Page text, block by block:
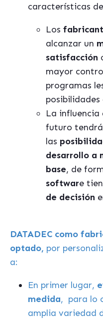
características
Los
alcanzar un
satisfacción
mayor
programas
La
futuro
las
desarrollo a
base, de
software
de decisión
DATADEC como
optado, por
a:
En primer lugar,
medida, para lo
amplia variedad